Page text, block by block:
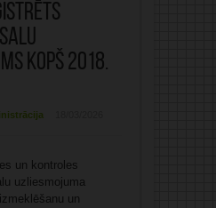
kopš 2018.
un kontroles
uzliesmojuma
un